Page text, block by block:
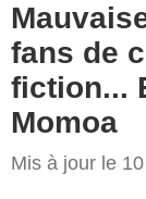
fans de
fiction...
Momoa
Mis à jour le